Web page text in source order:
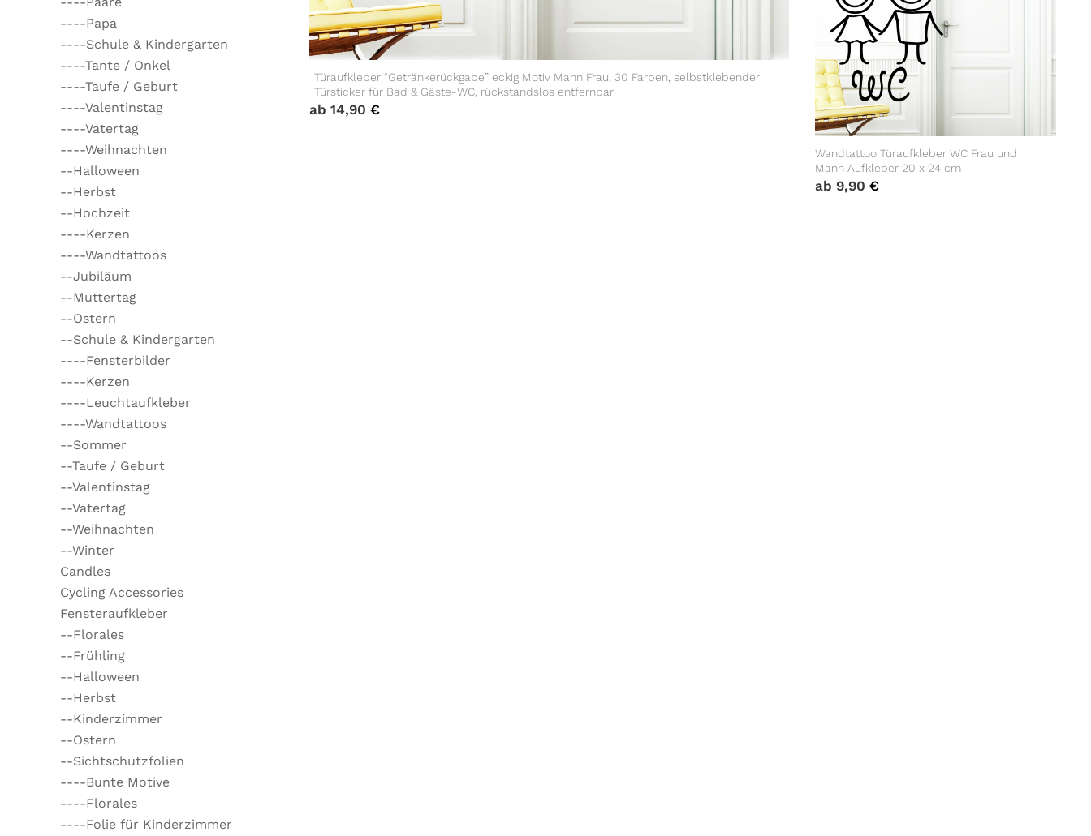
----Papa
----Schule & Kindergarten
----Tante / Onkel
----Taufe / Geburt
----Valentinstag
----Vatertag
----Weihnachten
--Halloween
--Herbst
--Hochzeit
----Kerzen
----Wandtattoos
--Jubiläum
--Muttertag
--Ostern
--Schule & Kindergarten
----Fensterbilder
----Kerzen
----Leuchtaufkleber
----Wandtattoos
--Sommer
--Taufe / Geburt
--Valentinstag
--Vatertag
--Weihnachten
--Winter
Candles
Cycling Accessories
Fensteraufkleber
--Florales
--Frühling
--Halloween
--Herbst
--Kinderzimmer
--Ostern
--Sichtschutzfolien
----Bunte Motive
----Florales
----Folie für Kinderzimmer
Türaufkleber “Getränkerückgabe” eckig Motiv Mann Frau, 30 Farben, selbstklebender
Türsticker für Bad & Gäste-WC, rückstandslos entfernbar
ab 14,90 €
Wandtattoo Türaufkleber WC Frau und
Mann Aufkleber 20 x 24 cm
ab 9,90 €